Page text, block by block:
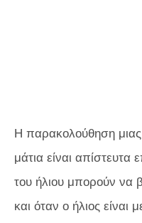
Η παρακολούθηση μιας
μάτια είναι απίστευτα
του ήλιου μπορούν να
και όταν ο ήλιος είναι